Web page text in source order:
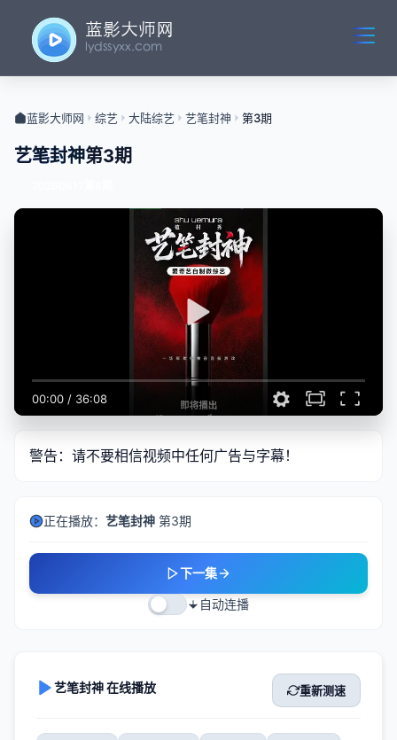
蓝影大师网 综艺 大陆综艺 艺笔封神 第3期
艺笔封神第3期
00:00 / 36:08
警告：请不要相信视频中任何广告与字幕！
正在播放： 艺笔封神 第3期
下一集
自动连播
艺笔封神 在线播放 重新测速